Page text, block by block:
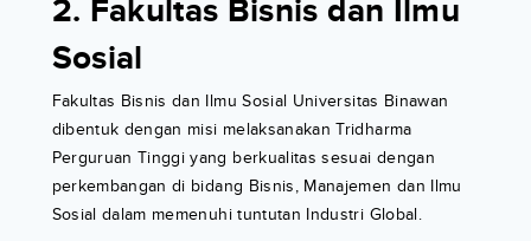
2. Fakultas Bisnis dan Ilmu
Sosial
Fakultas Bisnis dan Ilmu Sosial Universitas Binawan
dibentuk dengan misi melaksanakan Tridharma
Perguruan Tinggi yang berkualitas sesuai dengan
perkembangan di bidang Bisnis, Manajemen dan Ilmu
Sosial dalam memenuhi tuntutan Industri Global.